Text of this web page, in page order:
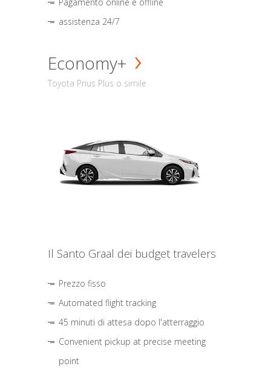
assistenza 24/7
Economy+
Toyota Prius Plus o simile
Il Santo Graal dei budget travelers
Prezzo fisso
Automated flight tracking
45 minuti di attesa dopo l'atterraggio
Convenient pickup at precise meeting
point